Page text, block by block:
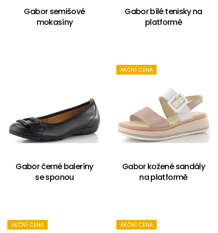
Gabor semišové
mokasíny
Gabor bílé tenisky na
platformě
Gabor černé baleríny
se sponou
AKČNÍ CENA
Gabor kožené sandály
na platformě
AKČNÍ CENA AKČNÍ CENA